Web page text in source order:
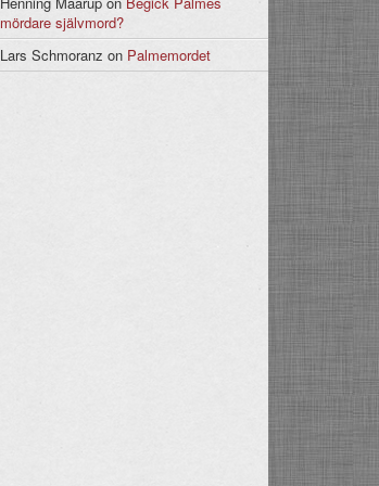
mördare självmord?
Lars Schmoranz on Palmemordet